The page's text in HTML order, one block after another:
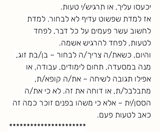
יכעסו עליך, או תרגיש/י טעות.
אז למדת שפשוט עדיף לא לבחור. למדת
לחשוב עשר פעמים על כל דבר, לפחד
לטעות, לפחד להרגיש אשמה.
והיום, כשאת/ה צריך/ה לבחור – בן/בת זוג,
מנה במסעדה, תחום לימודים, עבודה, או
אפילו תגובה לשיחה – את/ה קופא/ת,
מתבלבל/ת, או דוחה את זה. לא כי את/ה
הססן/ית – אלא כי משהו בפנים זוכר כמה זה
כאב לטעות פעם.
**********************